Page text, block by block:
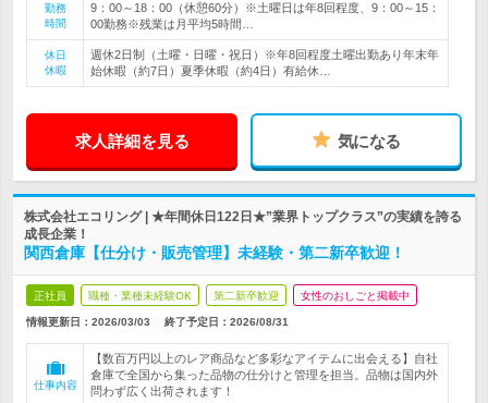
勤務
時間
9：00～18：00（休憩60分）※土曜日は年8回程度、9：00～15：
00勤務※残業は月平均5時間…
休日
休暇
週休2日制（土曜・日曜・祝日）※年8回程度土曜出勤あり年末年
始休暇（約7日）夏季休暇（約4日）有給休…
求人詳細を見る 気になる
株式会社エコリング | ★年間休日122日★”業界トップクラス”の実績を誇る
成長企業！
関西倉庫【仕分け・販売管理】未経験・第二新卒歓迎！
正社員 職種・業種未経験OK 第二新卒歓迎 女性のおしごと掲載中
情報更新日：2026/03/03 終了予定日： 2026/08/31
仕事内容
【数百万円以上のレア商品など多彩なアイテムに出会える】自社
倉庫で全国から集った品物の仕分けと管理を担当。品物は国内外
問わず広く出荷されます！